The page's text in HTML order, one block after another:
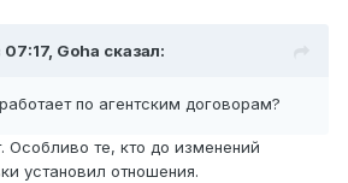
Goha сказал:
по агентским договорам?
Особливо те, кто до изменений
установил отношения.